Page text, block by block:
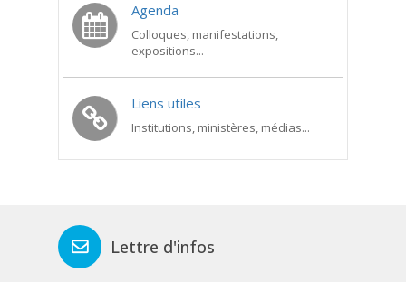
Agenda
Colloques, manifestations,
expositions...
Liens utiles
Institutions, ministères, médias...
Lettre d'infos